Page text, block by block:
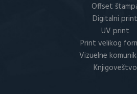
Offset
Digitalni print
UV print
Print velikog
Vizuelne
Knjigoveštvo